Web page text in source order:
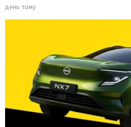
день тому